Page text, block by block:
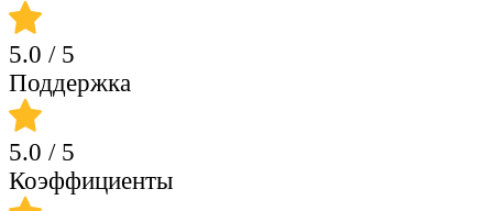
5.0 / 5
Поддержка
5.0 / 5
Коэффициенты